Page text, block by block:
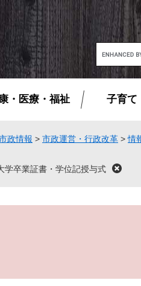
G
o
o
カ
タ
・医療・福祉 子育て
政情報 > 市政運営・行政改革 >情
学卒業証書・学位記授与式
閉